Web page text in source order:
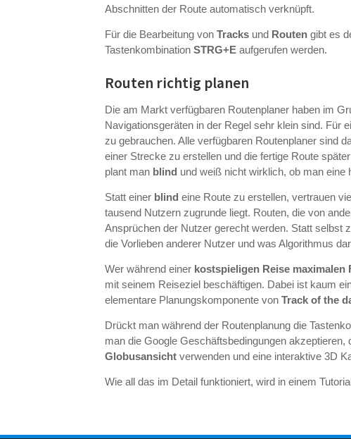
Abschnitten der Route automatisch verknüpft.
Für die Bearbeitung vonTracks und Routen gibt es
TastenkombinationSTRG+E aufgerufen werden.
Routen richtig planen
Die am Markt verfügbaren Routenplaner haben im
Navigationsgeräten in der Regel sehr klein sind. Für
zu gebrauchen. Alle verfügbaren Routenplaner sind
einer Strecke zu erstellen und die fertige Route
plant man blind und weiß nicht wirklich, ob man eine
Statt einer blind eine Route zu erstellen, vertrauen
tausend Nutzern zugrunde liegt. Routen, die von
Ansprüchen der Nutzer gerecht werden. Statt selbst
die Vorlieben anderer Nutzer und was Algorithmus
Wer während einer kostspieligen Reise maximalen
mit seinem Reiseziel beschäftigen. Dabei ist kaum
elementare Planungskomponente vonTrack of the
Drückt man während der Routenplanung die
man die Google Geschäftsbedingungen
Globusansicht verwenden und eine interaktive 3D
Wie all das im Detail funktioniert, wird in einem